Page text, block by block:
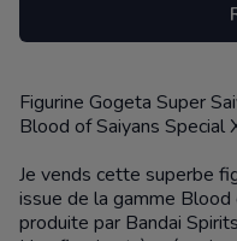
Description
Figurine Gogeta Super
Blood of Saiyans Special
Je vends cette superbe
issue de la gamme Blood
produite par Bandai